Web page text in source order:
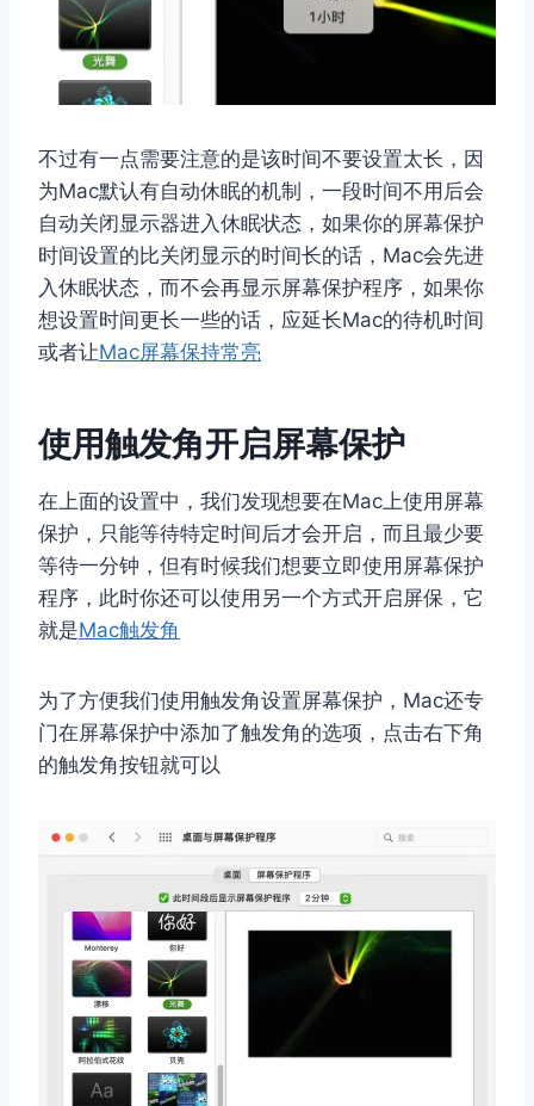
不过有一点需要注意的是该时间不要设置太长，因
为Mac默认有自动休眠的机制，一段时间不用后会
自动关闭显示器进入休眠状态，如果你的屏幕保护
时间设置的比关闭显示的时间长的话，Mac会先进
入休眠状态，而不会再显示屏幕保护程序，如果你
想设置时间更长一些的话，应延长Mac的待机时间
或者让Mac屏幕保持常亮
使用触发角开启屏幕保护
在上面的设置中，我们发现想要在Mac上使用屏幕
保护，只能等待特定时间后才会开启，而且最少要
等待一分钟，但有时候我们想要立即使用屏幕保护
程序，此时你还可以使用另一个方式开启屏保，它
就是Mac触发角
为了方便我们使用触发角设置屏幕保护，Mac还专
门在屏幕保护中添加了触发角的选项，点击右下角
的触发角按钮就可以